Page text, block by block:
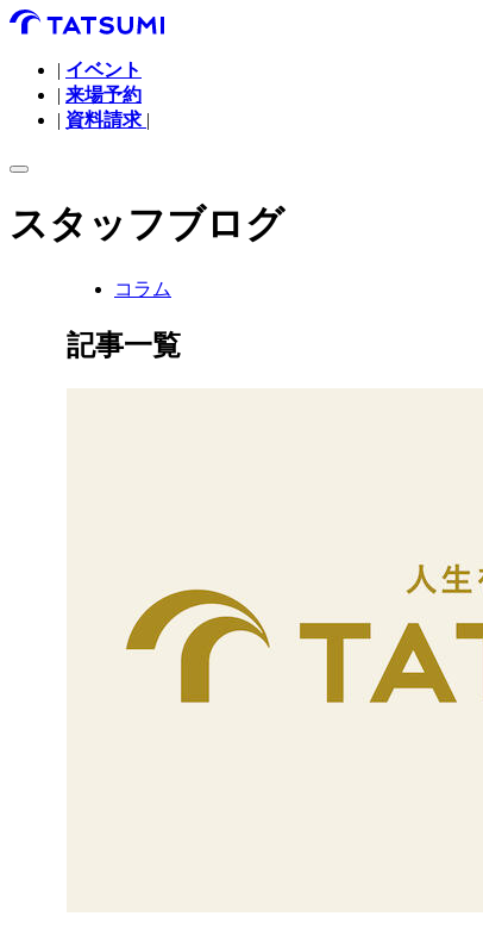
| イベント
| 来場予約
| 資料請求 |
スタッフブログ
コラム
記事一覧